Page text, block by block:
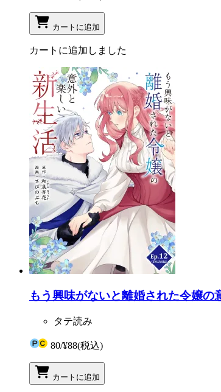
カートに追加
カートに追加しました
もう興味がないと離婚された令嬢
タテ読み
80/¥88(税込)
カートに追加